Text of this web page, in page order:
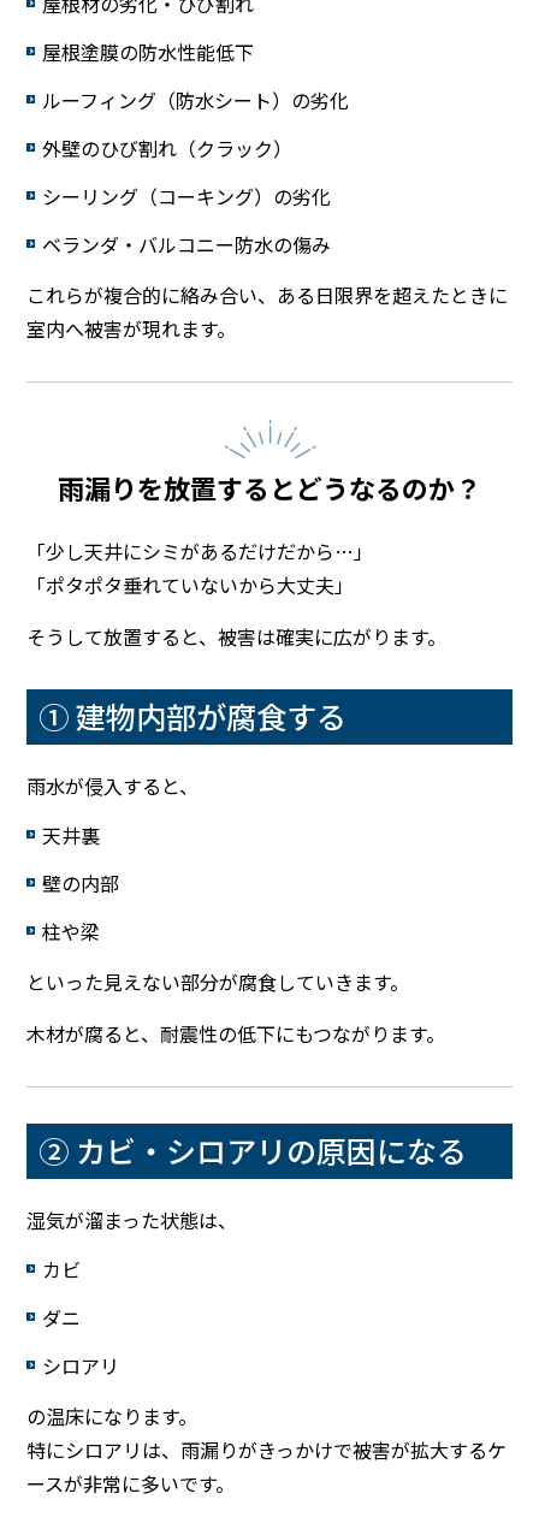
屋根塗膜の防水性能低下
ルーフィング（防水シート）の劣化
外壁のひび割れ（クラック）
シーリング（コーキング）の劣化
ベランダ・バルコニー防水の傷み
これらが複合的に絡み合い、ある日限界を超えたときに
室内へ被害が現れます。
雨漏りを放置するとどうなるのか？
「少し天井にシミがあるだけだから…」
「ポタポタ垂れていないから大丈夫」
そうして放置すると、被害は確実に広がります。
① 建物内部が腐食する
雨水が侵入すると、
天井裏
壁の内部
柱や梁
といった見えない部分が腐食していきます。
木材が腐ると、耐震性の低下にもつながります。
② カビ・シロアリの原因になる
湿気が溜まった状態は、
カビ
ダニ
シロアリ
の温床になります。
特にシロアリは、雨漏りがきっかけで被害が拡大するケ
ースが非常に多いです。